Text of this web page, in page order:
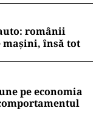
românii
însă tot
pe economia